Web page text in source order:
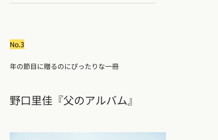
No.3
年の節目に贈るのにぴったりな一冊
野口里佳『父のアルバム』